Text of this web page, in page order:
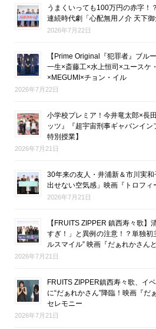
うまくいっても100万円の赤字！
連続時代劇「心配無用ノ介 天下
2026年7月22日
【Prime Original『犯罪者』ブル
一生×斎藤工×水上恒司×ユースケ
×MEGUMI×チョン・イル
2026年7月22日
小学校プレミア！今井竜太郎×長
ッツ』『超宇宙刑事ギャバンイン
特別授業】
2026年7月21日
30年来の友人・井浦新＆市川実
出せない空気感」映画『トロフィ
2026年7月21日
【FRUITS ZIPPER 鎮西寿々歌】
すぎ！」と異例の注意！？単独初
ルスマイル” 映画『だぁれかさん
2026年7月21日
FRUITS ZIPPER鎮西寿々歌、イ
に“だぁれかさん”降臨！映画『だ
セレモニー
2026年7月21日